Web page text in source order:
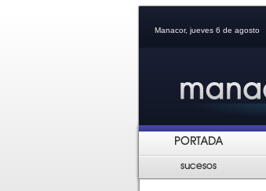
Manacor, jueves 6 de agosto